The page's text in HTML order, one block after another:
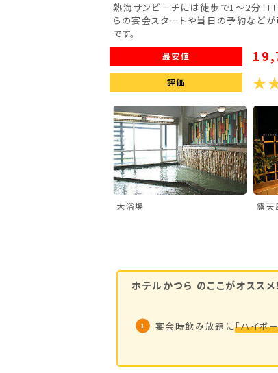
福岡県(2) 熊本県(2)
熱海サンビーチには徒歩で1～2分！
らの宴会スタートや当日の予約などが
です。
最安値
評価
大浴場 露天
ホテルかつら のここがオススメ！
宴会時飲み放題に「ハイボ